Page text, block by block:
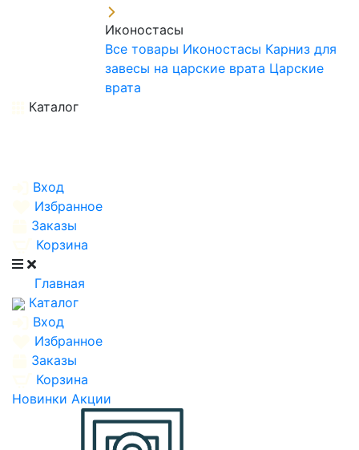
Иконостасы
Все товары Иконостасы Карниз для
завесы на царские врата Царские
врата
Каталог
Вход
Избранное
Заказы
Корзина
Главная
Каталог
Вход
Избранное
Заказы
Корзина
Новинки Акции